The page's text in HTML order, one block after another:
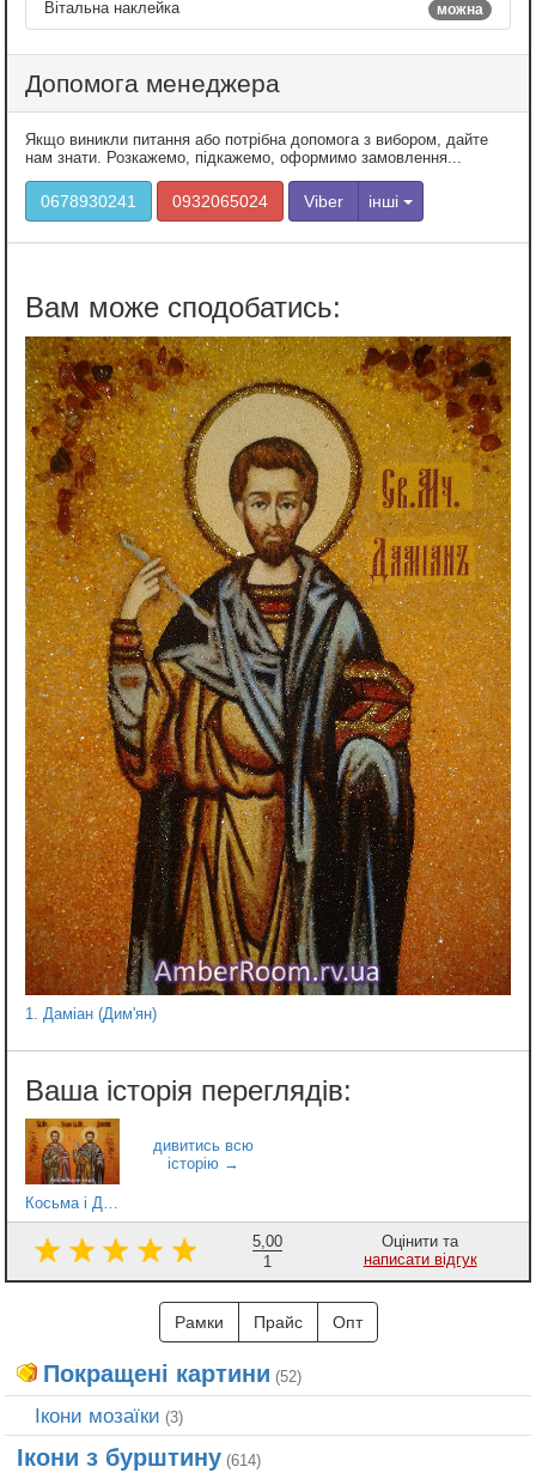
можна
Вітальна наклейка
Допомога менеджера
Якщо виникли питання або потрібна допомога з вибором, дайте
нам знати. Розкажемо, підкажемо, оформимо замовлення...
0678930241 0932065024 Viber інші
1. Даміан (Дим'ян)
Косьма і Даміан
5,00
1
Оцінити та
написати відгук
Рамки Прайс Опт
Покращені картини (52)
Ікони мозаїки (3)
Ікони з бурштину (614)